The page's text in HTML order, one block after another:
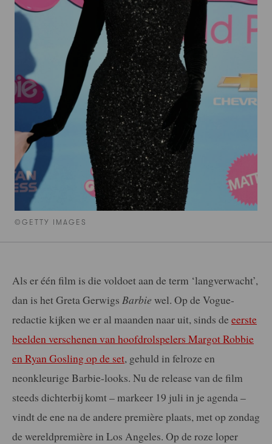
©GETTY IMAGES
Als er één film is die voldoet aan de term ‘langverwacht’,
dan is het Greta Gerwigs Barbie wel. Op de Vogue-
redactie kijken we er al maanden naar uit, sinds de eerste
beelden verschenen van hoofdrolspelers Margot Robbie
en Ryan Gosling op de set, gehuld in felroze en
neonkleurige Barbie-looks. Nu de release van de film
steeds dichterbij komt – markeer 19 juli in je agenda –
vindt de ene na de andere première plaats, met op zondag
de wereldpremière in Los Angeles. Op de roze loper